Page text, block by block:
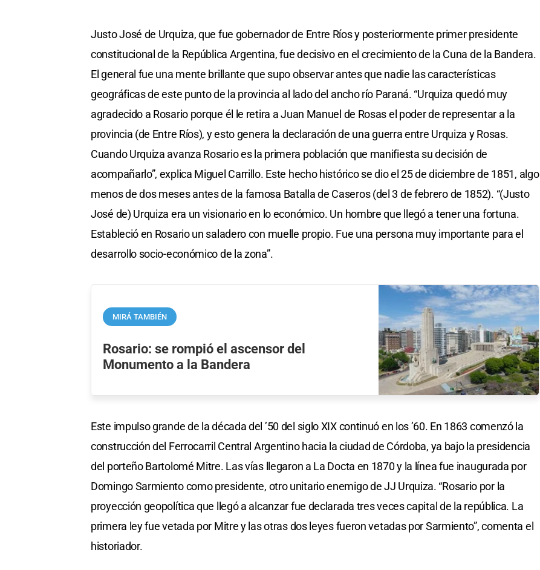
Justo José de Urquiza, que fue gobernador de Entre Ríos y posteriormente primer presidente
constitucional de la República Argentina, fue decisivo en el crecimiento de la Cuna de la Bandera.
El general fue una mente brillante que supo observar antes que nadie las características
geográficas de este punto de la provincia al lado del ancho río Paraná. “Urquiza quedó muy
agradecido a Rosario porque él le retira a Juan Manuel de Rosas el poder de representar a la
provincia (de Entre Ríos), y esto genera la declaración de una guerra entre Urquiza y Rosas.
Cuando Urquiza avanza Rosario es la primera población que manifiesta su decisión de
acompañarlo”, explica Miguel Carrillo. Este hecho histórico se dio el 25 de diciembre de 1851, algo
menos de dos meses antes de la famosa Batalla de Caseros (del 3 de febrero de 1852). “(Justo
José de) Urquiza era un visionario en lo económico. Un hombre que llegó a tener una fortuna.
Estableció en Rosario un saladero con muelle propio. Fue una persona muy importante para el
desarrollo socio-económico de la zona”.
MIRÁ TAMBIÉN
Rosario: se rompió el ascensor del
Monumento a la Bandera
Este impulso grande de la década del ’50 del siglo XIX continuó en los ’60. En 1863 comenzó la
construcción del Ferrocarril Central Argentino hacia la ciudad de Córdoba, ya bajo la presidencia
del porteño Bartolomé Mitre. Las vías llegaron a La Docta en 1870 y la línea fue inaugurada por
Domingo Sarmiento como presidente, otro unitario enemigo de JJ Urquiza. “Rosario por la
proyección geopolítica que llegó a alcanzar fue declarada tres veces capital de la república. La
primera ley fue vetada por Mitre y las otras dos leyes fueron vetadas por Sarmiento”, comenta el
historiador.